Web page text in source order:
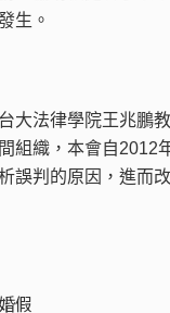
生。
大法律學院王兆鵬
組織，本會自2012
誤判的原因，進而
假